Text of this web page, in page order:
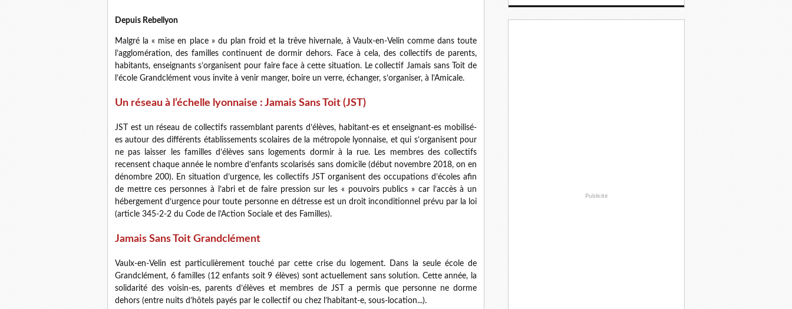
Depuis Rebellyon
Malgré la « mise en place » du plan froid et la trêve hivernale, à Vaulx-en-Velin comme dans toute
l’agglomération, des familles continuent de dormir dehors. Face à cela, des collectifs de parents,
habitants, enseignants s’organisent pour faire face à cette situation. Le collectif Jamais sans Toit de
l’école Grandclément vous invite à venir manger, boire un verre, échanger, s’organiser, à l’Amicale.
Un réseau à l’échelle lyonnaise : Jamais Sans Toit (JST)
JST est un réseau de collectifs rassemblant parents d’élèves, habitant-es et enseignant-es mobilisé-
es autour des différents établissements scolaires de la métropole lyonnaise, et qui s’organisent pour
ne pas laisser les familles d’élèves sans logements dormir à la rue. Les membres des collectifs
recensent chaque année le nombre d’enfants scolarisés sans domicile (début novembre 2018, on en
dénombre 200). En situation d’urgence, les collectifs JST organisent des occupations d’écoles afin
de mettre ces personnes à l’abri et de faire pression sur les « pouvoirs publics » car l’accès à un
hébergement d’urgence pour toute personne en détresse est un droit inconditionnel prévu par la loi
(article 345-2-2 du Code de l’Action Sociale et des Familles).
Jamais Sans Toit Grandclément
Vaulx-en-Velin est particulièrement touché par cette crise du logement. Dans la seule école de
Grandclément, 6 familles (12 enfants soit 9 élèves) sont actuellement sans solution. Cette année, la
solidarité des voisin-es, parents d’élèves et membres de JST a permis que personne ne dorme
dehors (entre nuits d’hôtels payés par le collectif ou chez l’habitant-e, sous-location...).
Publicité